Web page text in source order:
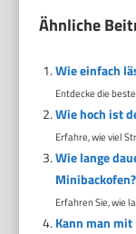
Ähnliche
Wie einfach
Entdecke die
Wie hoch ist
Erfahre, wie viel
Wie lange
Minibackofen?
Erfahren Sie, wie
Kann man